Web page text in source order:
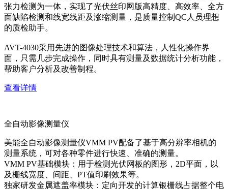
张力检测为一体，实现了光伏丝印网版高精度、高效率、全方
面缺陷检测和线宽线距及涨缩测量，是质量控制QC人员理想
的质检助手。
AVT-4030采用先进的图像处理技术和算法，人性化操作界
面，只需几步完成操作，同时具有测量及数据统计分析功能，
帮助客户分析及改善制程。
查看详情
全自动影像测量仪
美能全自动影像测量仪VMM PV配备了基于高分辨率相机的
测量系统，可对各种零件进行快速、准确的测量。
VMM PV基础模块：用于检测光伏网板的图形，2D平面，以
及栅线宽度、间距、PT值印刷效果等。
独家研发金属遮盖率模块：定向开发的计算银栅线占据整个电